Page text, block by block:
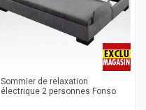
Sommier de relaxation
électrique 2 personnes Fonso